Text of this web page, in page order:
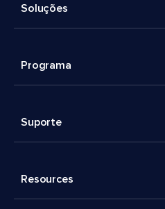
Soluções
Programa
Suporte
Resources